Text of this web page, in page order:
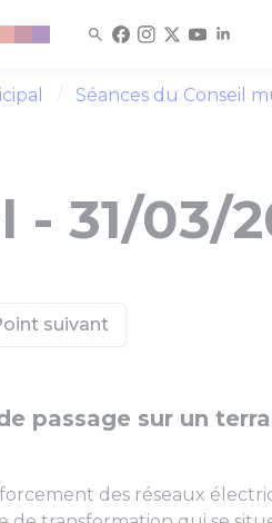
Séances du Conseil
31/03/
suivant
passage sur un
des réseaux